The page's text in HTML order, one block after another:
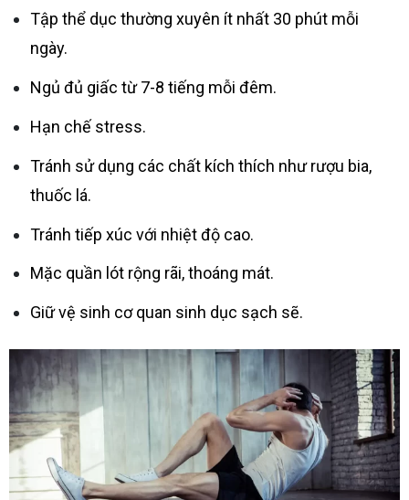
Tập thể dục thường xuyên ít nhất 30 phút mỗi
ngày.
Ngủ đủ giấc từ 7-8 tiếng mỗi đêm.
Hạn chế stress.
Tránh sử dụng các chất kích thích như rượu bia,
thuốc lá.
Tránh tiếp xúc với nhiệt độ cao.
Mặc quần lót rộng rãi, thoáng mát.
Giữ vệ sinh cơ quan sinh dục sạch sẽ.